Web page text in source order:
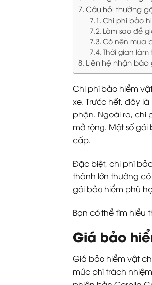
Câu hỏi thường
Chi phí bảo
Làm sao để
Có nên mua
Thời gian
Liên hệ nhận báo
Chi phí bảo hiểm
xe. Trước hết, đây
phận. Ngoài ra, chi
mở rộng. Một số
cấp.
Đặc biệt, chi phí
thành lớn thường
gói bảo hiểm phù
Bạn có thể tìm hiểu
Giá bảo
Giá bảo hiểm vật
mức phí trách